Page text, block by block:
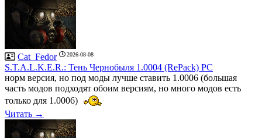
Cat_Fedor 2026-08-08
S.T.A.L.K.E.R.: Тень Чернобыля 1.0004 (RePack) PC
норм версия, но под моды лучше ставить 1.0006 (большая
часть модов подходят обоим версиям, но много модов есть
только для 1.0006)
Читать →